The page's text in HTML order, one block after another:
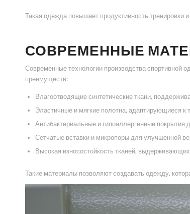
Такая одежда повышает продуктивность тренировки
СОВРЕМЕННЫЕ
Современные технологии производства
преимуществ:
Влагоотводящие синтетические ткани,
Эластичные и мягкие полотна, адаптирующиеся к
Антибактериальные и гипоаллергенные покрытия
Сетчатые вставки и микропоры для улучшенной
Высокая износостойкость тканей,
Такие материалы позволяют создавать одежду,